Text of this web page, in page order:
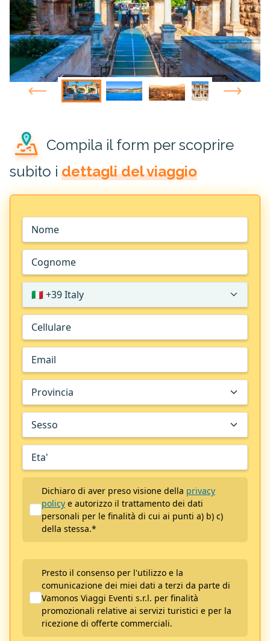
Compila il form per scoprire
subito i dettagli del viaggio
🇮🇹 +39 Italy
Dichiaro di aver preso visione della privacy
policy e autorizzo il trattamento dei dati
personali per le finalità di cui ai punti a) b) c)
della stessa.*
Presto il consenso per l'utilizzo e la
comunicazione dei miei dati a terzi da parte di
Vamonos Viaggi Eventi s.r.l. per finalità
promozionali relative ai servizi turistici e per la
ricezione di offerte commerciali.